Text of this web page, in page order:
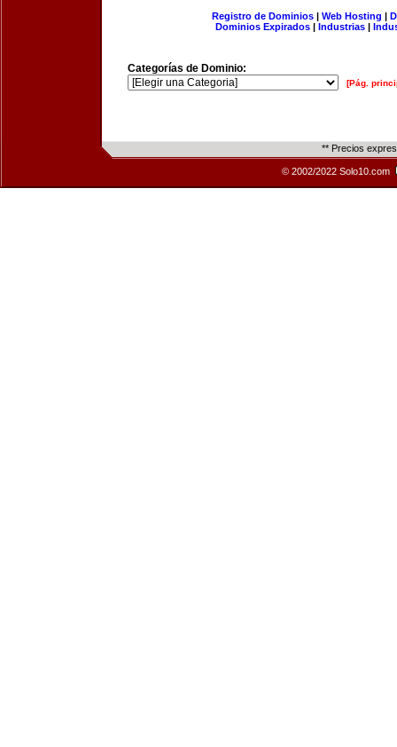
Registro de Dominios| Web Hosting |
Dominios Expirados | Industrias |
Categorías de Dominio:
[Pág.
** Precios
© 2002/2022 Solo10.com